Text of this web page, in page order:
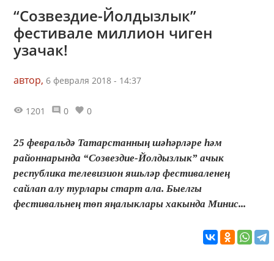
“Созвездие-Йолдызлык”
фестивале миллион чиген
узачак!
автор, 6 февраля 2018 - 14:37
1201 0 0
25 февральдә Татарстанның шәһәрләре һәм
районнарында “Созвездие-Йолдызлык” ачык
республика телевизион яшьләр фестиваленең
сайлап алу турлары старт ала. Быелгы
фестивальнең төп яңалыклары хакында Минис...